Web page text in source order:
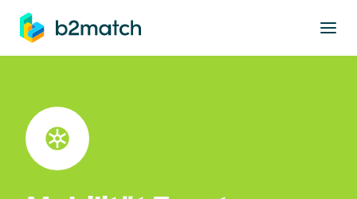
springen